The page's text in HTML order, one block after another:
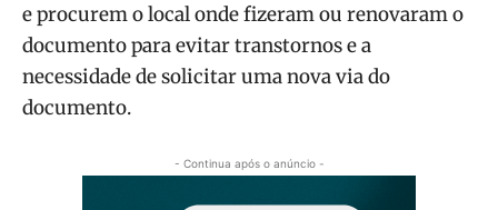
e procurem o local onde fizeram ou renovaram o
documento para evitar transtornos e a
necessidade de solicitar uma nova via do
documento.
- Continua após o anúncio -